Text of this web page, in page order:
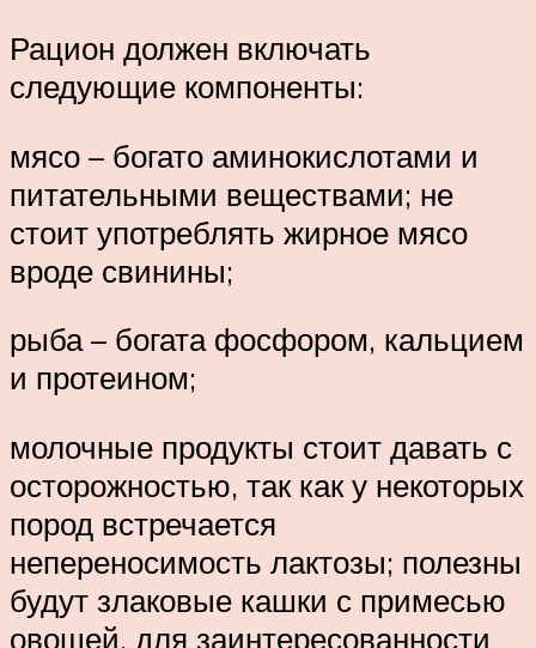
Рацион должен включать
следующие компоненты:
мясо – богато аминокислотами и
питательными веществами; не
стоит употреблять жирное мясо
вроде свинины;
рыба – богата фосфором, кальцием
и протеином;
молочные продукты стоит давать с
осторожностью, так как у некоторых
пород встречается
непереносимость лактозы; полезны
будут злаковые кашки с примесью
овощей, для заинтересованности